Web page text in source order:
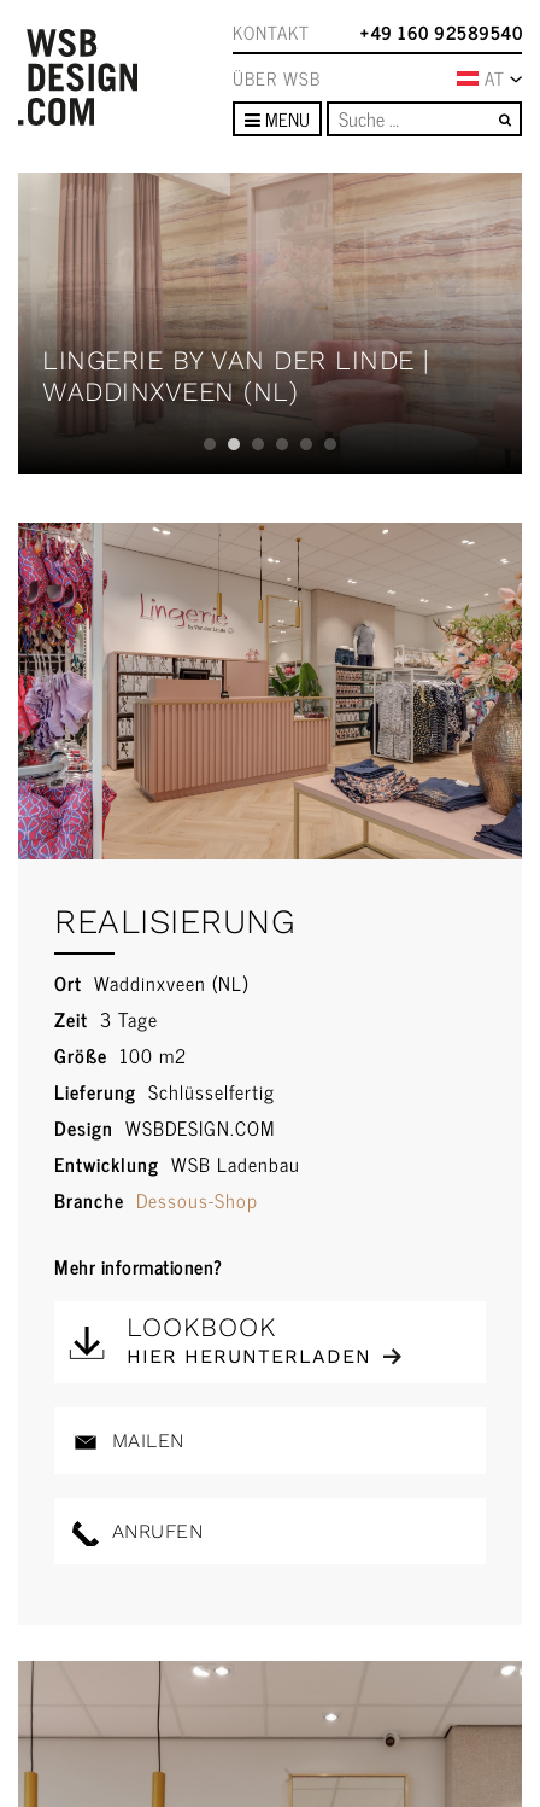
KONTAKT
+49 160 92589540
ÜBER WSB
AT
MENU
LINGERIE BY VAN DER LINDE |
WADDINXVEEN (NL)
REALISIERUNG
Ort Waddinxveen (NL)
Zeit 3 Tage
Größe 100 m2
Lieferung Schlüsselfertig
Design WSBDESIGN.COM
Entwicklung WSB Ladenbau
Branche Dessous-Shop
Mehr informationen?
LOOKBOOK
HIER HERUNTERLADEN
MAILEN
ANRUFEN